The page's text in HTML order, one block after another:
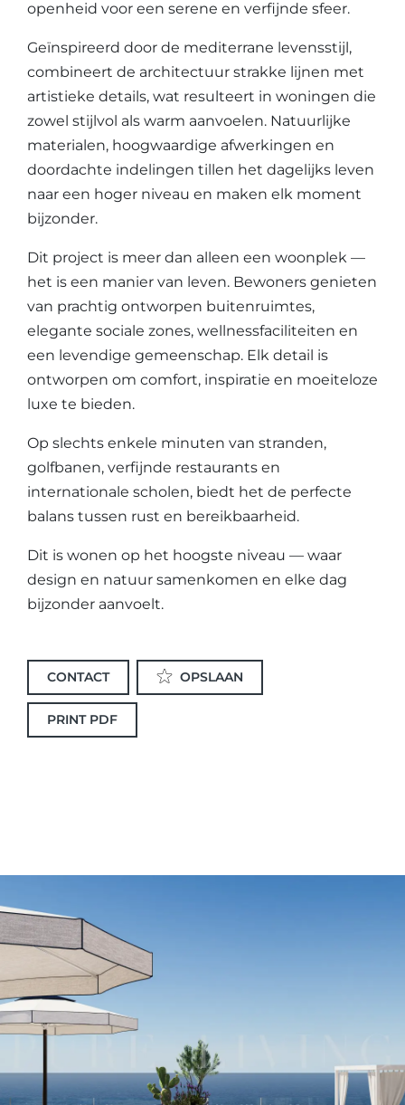
openheid voor een serene en verfijnde sfeer.
Geïnspireerd door de mediterrane levensstijl,
combineert de architectuur strakke lijnen met
artistieke details, wat resulteert in woningen die
zowel stijlvol als warm aanvoelen. Natuurlijke
materialen, hoogwaardige afwerkingen en
doordachte indelingen tillen het dagelijks leven
naar een hoger niveau en maken elk moment
bijzonder.
Dit project is meer dan alleen een woonplek —
het is een manier van leven. Bewoners genieten
van prachtig ontworpen buitenruimtes,
elegante sociale zones, wellnessfaciliteiten en
een levendige gemeenschap. Elk detail is
ontworpen om comfort, inspiratie en moeiteloze
luxe te bieden.
Op slechts enkele minuten van stranden,
golfbanen, verfijnde restaurants en
internationale scholen, biedt het de perfecte
balans tussen rust en bereikbaarheid.
Dit is wonen op het hoogste niveau — waar
design en natuur samenkomen en elke dag
bijzonder aanvoelt.
CONTACT OPSLAAN
PRINT PDF